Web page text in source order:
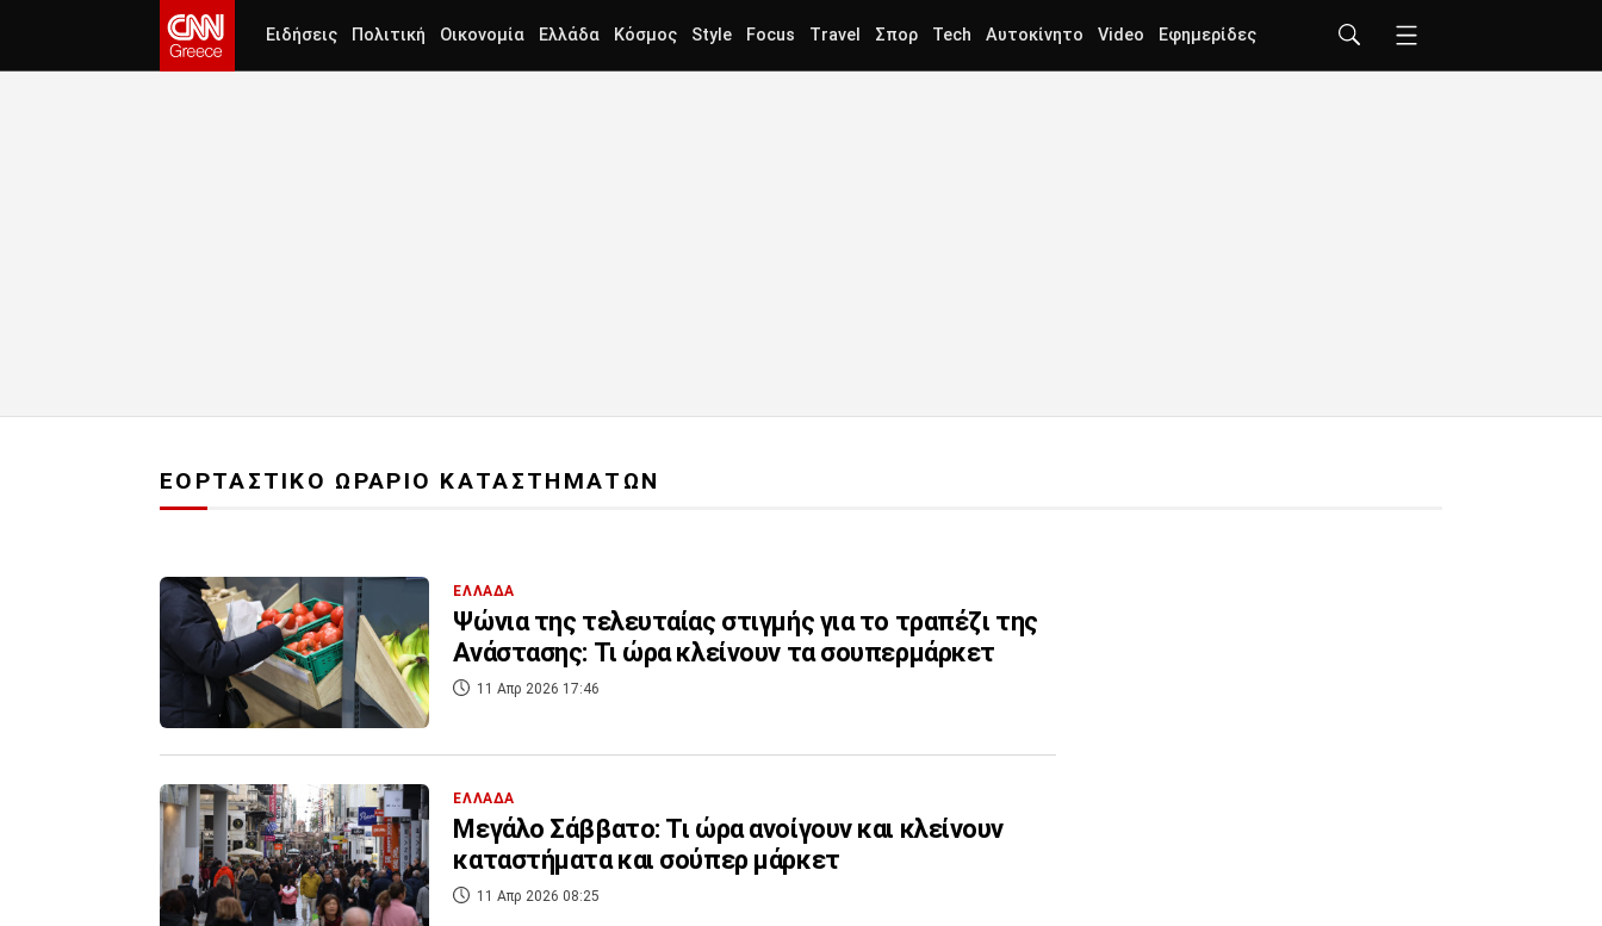
Ειδήσεις Πολιτική Οικονομία Ελλάδα Κόσμος Style Focus Travel Σπορ Tech Αυτοκίνητο Video Εφημερίδες
ΕΟΡΤΑΣΤΙΚΟ ΩΡΑΡΙΟ ΚΑΤΑΣΤΗΜΑΤΩΝ
ΕΛΛΑΔΑ
Ψώνια της τελευταίας στιγμής για το τραπέζι της
Ανάστασης: Τι ώρα κλείνουν τα σουπερμάρκετ
11 Απρ 2026 17:46
ΕΛΛΑΔΑ
Μεγάλο Σάββατο: Τι ώρα ανοίγουν και κλείνουν
καταστήματα και σούπερ μάρκετ
11 Απρ 2026 08:25